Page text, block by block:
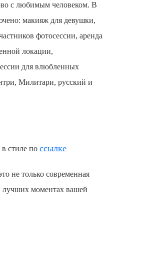
с любимым человеком. В
макияж для девушки,
фотосессии, аренда
локации,
для влюбленных
Милитари, русский и
в стиле по ссылке
не только современная
лучших моментах вашей